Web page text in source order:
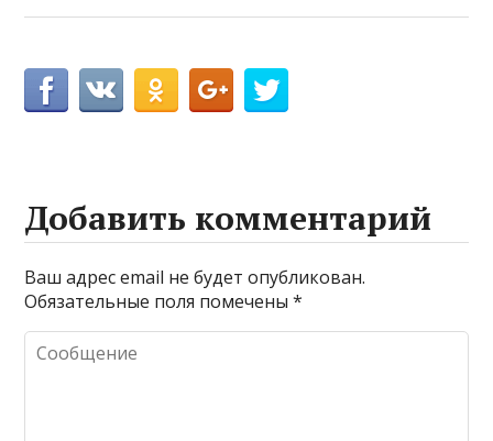
Добавить комментарий
Ваш адрес email не будет опубликован.
Обязательные поля помечены*